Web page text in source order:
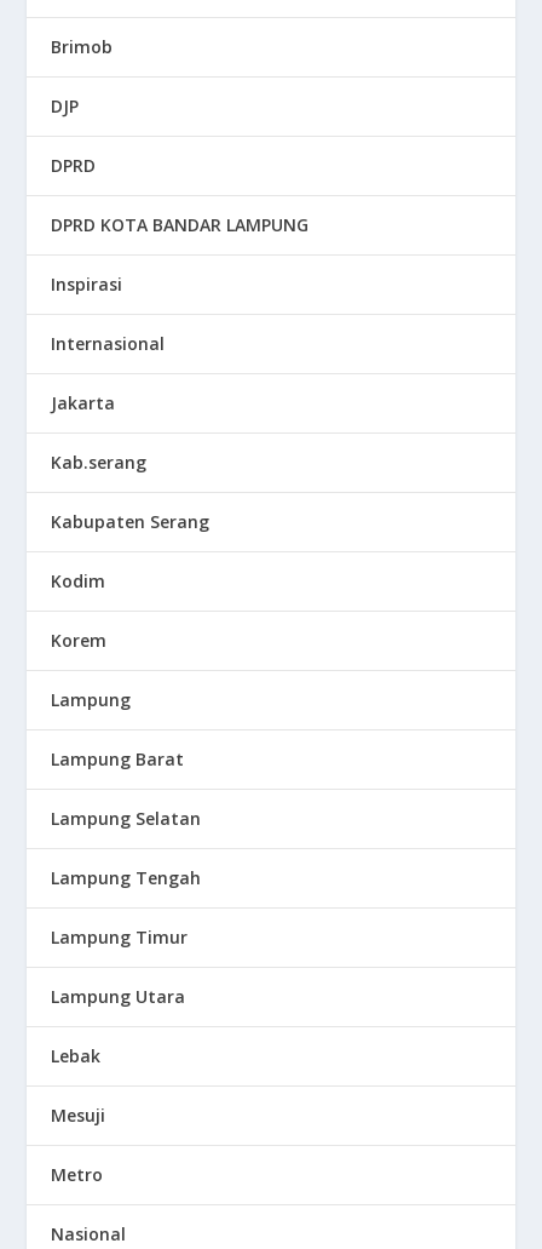
Brimob
DJP
DPRD
DPRD KOTA BANDAR LAMPUNG
Inspirasi
Internasional
Jakarta
Kab.serang
Kabupaten Serang
Kodim
Korem
Lampung
Lampung Barat
Lampung Selatan
Lampung Tengah
Lampung Timur
Lampung Utara
Lebak
Mesuji
Metro
Nasional